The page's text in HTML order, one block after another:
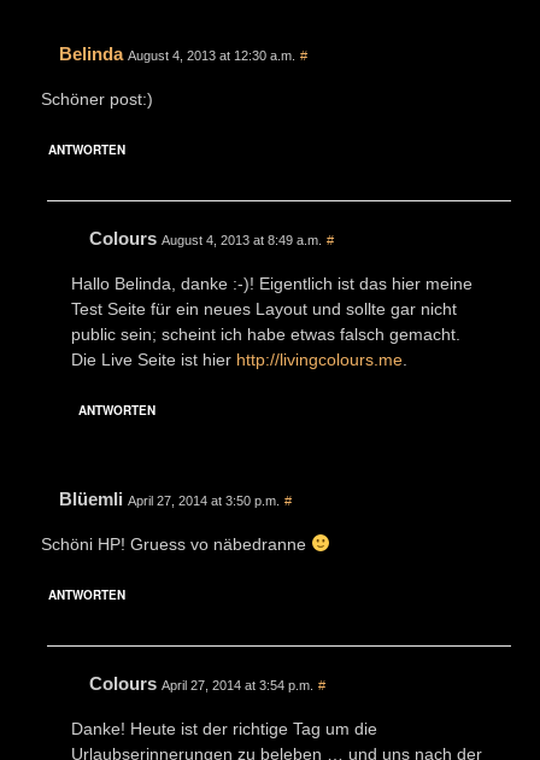
Belinda August 4, 2013 at 12:30 a.m. #
Schöner post:)
ANTWORTEN
Colours August 4, 2013 at 8:49 a.m. #
Hallo Belinda, danke :-)! Eigentlich ist das hier meine
Test Seite für ein neues Layout und sollte gar nicht
public sein; scheint ich habe etwas falsch gemacht.
Die Live Seite ist hier http://livingcolours.me
ANTWORTEN
Blüemli April 27, 2014 at 3:50 p.m. #
Schöni HP! Gruess vo näbedranne
ANTWORTEN
Colours April 27, 2014 at 3:54 p.m. #
Danke! Heute ist der richtige Tag um die
Urlaubserinnerungen zu beleben … und uns nach der